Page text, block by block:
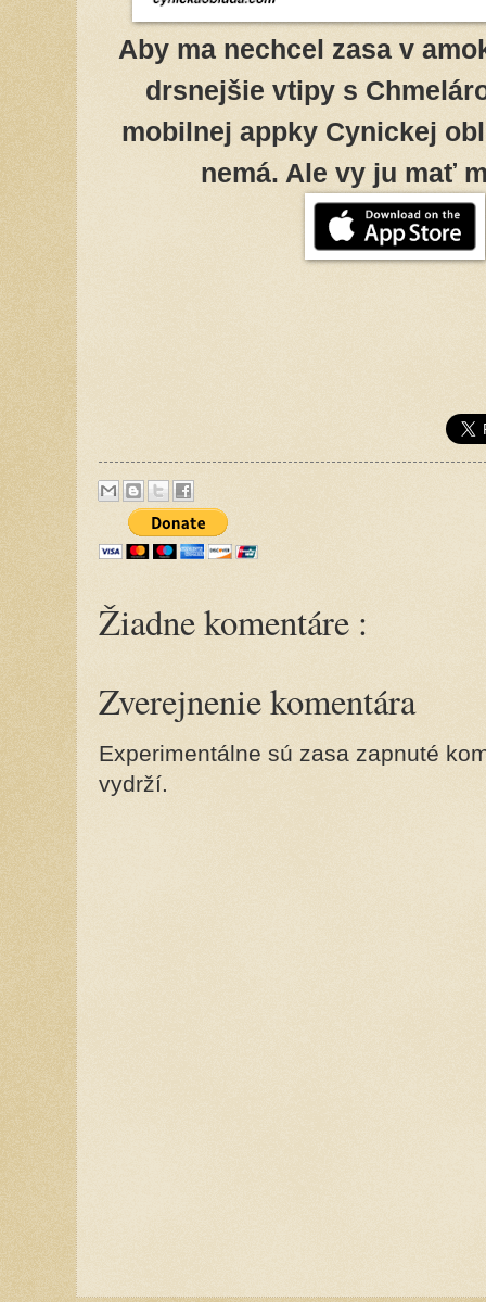
Aby ma nechcel zasa v
drsnejšie vtipy s
mobilnej appky Cynickej
nemá. Ale vy ju mať
Žiadne komentáre :
Zverejnenie komentára
Experimentálne sú zasa zapnuté
vydrží.